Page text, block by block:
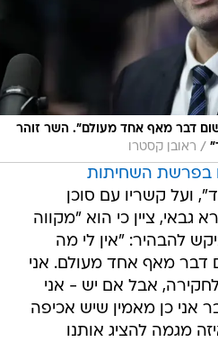
שום דבר מאף אחד מעולם". השר זוהר
/ ראובן קסטרו
בפרשת השחיתות
ועל קשריו עם סוכן
גבאי, ציין כי הוא "מקווה
להבהיר: "אין לי מה
דבר מאף אחד מעולם. אני
אבל אם יש - אני
אני כן מאמין שיש אכיפה
מגמה להציג אותנו